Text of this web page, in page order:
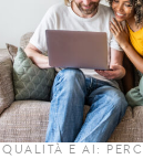
E AI: